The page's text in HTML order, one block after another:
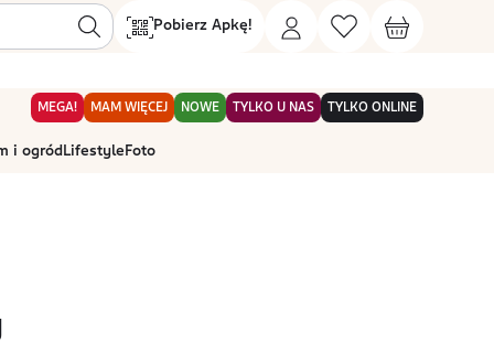
Pobierz Apkę!
MEGA! MAM WIĘCEJ NOWE TYLKO U NAS TYLKO ONLINE
i ogród Lifestyle Foto